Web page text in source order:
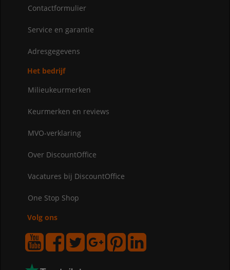
Contactformulier
Service en garantie
Adresgegevens
Het bedrijf
Milieukeurmerken
Keurmerken en reviews
MVO-verklaring
Over DiscountOffice
Vacatures bij DiscountOffice
One Stop Shop
Volg ons